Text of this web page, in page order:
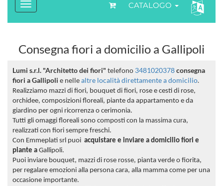
CATALOGO
Consegna fiori a domicilio a Gallipoli
Lumi s.r.l. "Architetto dei fiori" telefono 3481020378consegna
fiori a Gallipoli e nellealtre località direttamente a domicilio.
Realizziamo mazzi di fiori, bouquet di fiori, rose e cesti di rose,
orchidee, composizioni floreali, piante da appartamento e da
giardino per ogni ricorrenza o cerimonia.
Tutti gli omaggi floreali sono composti con la massima cura,
realizzati con fiori sempre freschi.
Con Emmeplati srl puoi acquistare e inviare a domicilio fiori e
piante a Gallipoli.
Puoi inviare bouquet, mazzi di rose rosse, pianta verde o fiorita,
per regalare emozioni alla persona cara, alla mamma come per una
occasione importante.